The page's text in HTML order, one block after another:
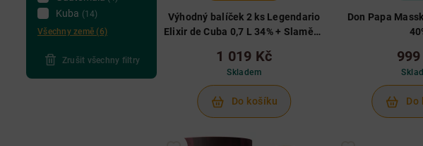
Kuba (14)
Všechny země (6)
Zrušit všechny filtry
Výhodný balíček 2 ks Legendario
Elixir de Cuba 0,7 L 34% + Slaměný
1 019 Kč
Skladem
Do košíku
Don Papa
Do